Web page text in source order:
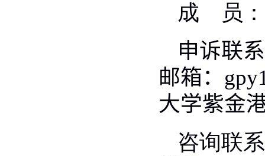
成 员
申诉联
邮箱：
大学紫金
咨询联